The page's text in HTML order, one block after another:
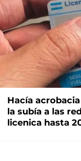
Hacía
la subía a las
licenica hasta